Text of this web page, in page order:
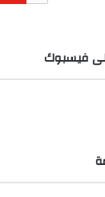
فيسبوك